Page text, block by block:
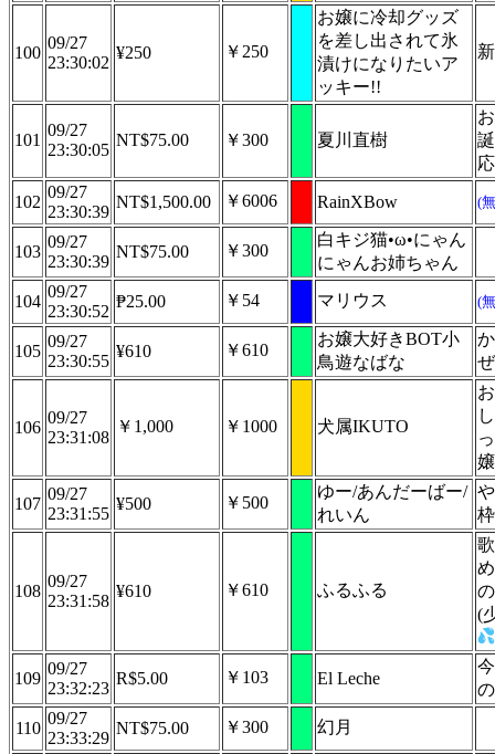
100
09/27
23:30:02
¥250 ￥250
お嬢に冷却グッズ
を差し出されて氷
漬けになりたいア
ッキー!!
101
09/27
23:30:05
NT$75.00 ￥300 夏川直樹
102
09/27
23:30:39
NT$1,500.00 ￥6006 RainXBow (
103
09/27
23:30:39
NT$75.00 ￥300
白キジ猫•ω•にゃん
にゃんお姉ちゃん
104
09/27
23:30:52
₱25.00 ￥54 マリウス (
105
09/27
23:30:55
¥610 ￥610
お嬢大好きBOT小
鳥遊なばな
106
09/27
23:31:08
￥1,000 ￥1000 犬属IKUTO
107
09/27
23:31:55
¥500 ￥500
ゆー/あんだーばー/
れいん
108
09/27
23:31:58
¥610 ￥610 ふるふる
(
109
09/27
23:32:23
R$5.00 ￥103 El Leche
110
09/27
23:33:29
NT$75.00 ￥300 幻月